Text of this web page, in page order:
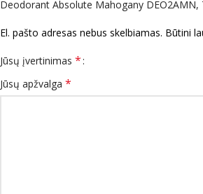
Deodorant Absolute Mahogany DEO2AMN,
El. pašto adresas nebus skelbiamas. Būtini
Jūsų įvertinimas *
Jūsų apžvalga *